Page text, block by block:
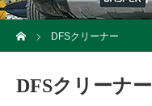
DFSクリーナー
DFSクリーナー